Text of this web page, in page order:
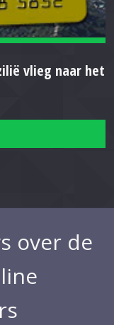
vlieg naar het
over de